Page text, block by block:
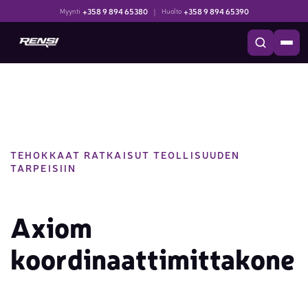
Myynti +358 9 894 65380 | Huolto +358 9 894 65390
TEHOKKAAT RATKAISUT TEOLLISUUDEN
TARPEISIIN
Axiom
koordinaattimittakone